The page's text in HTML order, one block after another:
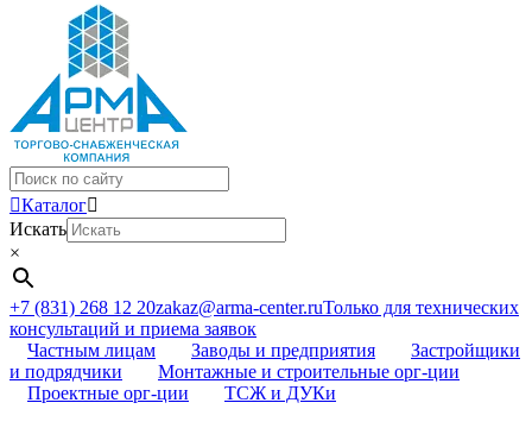
Поиск
...Каталог
Искать
×
+7 (831) 268 12 20zakaz@arma-center.ruТолько для технических
консультаций и приема заявок
Частным лицам
Заводы и предприятия
Застройщики
и подрядчики
Монтажные и строительные орг-ции
Проектные орг-ции
ТСЖ и ДУКи